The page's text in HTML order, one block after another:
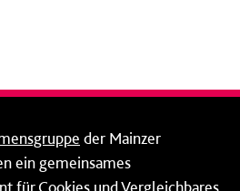
der Mainzer
ein gemeinsames
für Cookies und Vergleichbares